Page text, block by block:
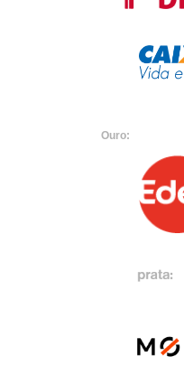
Ouro: